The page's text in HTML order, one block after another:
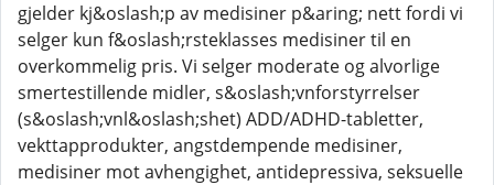
gjelder kj&oslash;p av medisiner p&aring; nett fordi vi
selger kun f&oslash;rsteklasses medisiner til en
overkommelig pris. Vi selger moderate og alvorlige
smertestillende midler, s&oslash;vnforstyrrelser
(s&oslash;vnl&oslash;shet) ADD/ADHD-tabletter,
vekttapprodukter, angstdempende medisiner,
medisiner mot avhengighet, antidepressiva, seksuelle